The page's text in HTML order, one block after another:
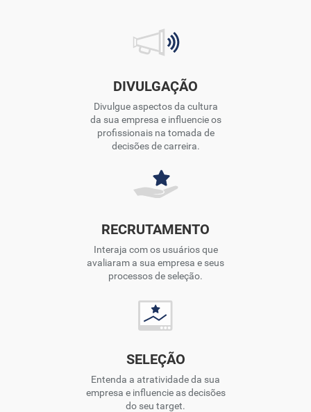
DIVULGAÇÃO
Divulgue aspectos da cultura
da sua empresa e influencie os
profissionais na tomada de
decisões de carreira.
RECRUTAMENTO
Interaja com os usuários que
avaliaram a sua empresa e seus
processos de seleção.
SELEÇÃO
Entenda a atratividade da sua
empresa e influencie as decisões
do seu target.